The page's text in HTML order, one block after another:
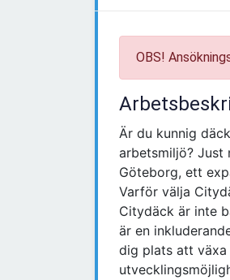
OBS!
Är du kunnig
arbetsmiljö? Just
Göteborg, ett
Varför välja
Citydäck är inte
är en
dig plats att växa